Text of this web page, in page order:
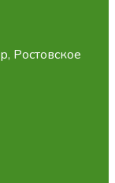
Ростовское